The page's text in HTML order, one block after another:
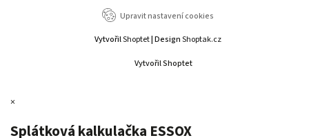
Vytvořil Shoptet
Upravit nastavení cookies
VytvořilShoptet| DesignShoptak.cz
×
Splátková kalkulačka ESSOX